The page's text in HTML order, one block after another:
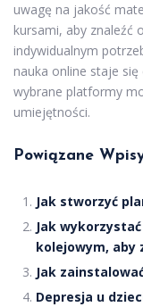
uwagę na jakość
kursami, aby znaleźć
indywidualnym
nauka online staje
wybrane platformy
umiejętności.
Powiązane
Jak stworzyć
Jak
kolejowym, aby
Jak
Depresja u